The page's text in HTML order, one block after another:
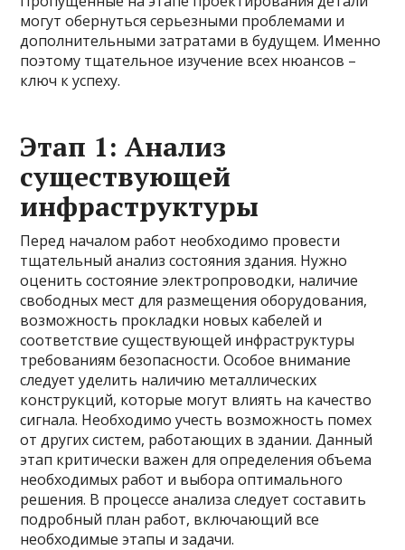
могут обернуться серьезными проблемами и
дополнительными затратами в будущем. Именно
поэтому тщательное изучение всех нюансов –
ключ к успеху.
Этап 1: Анализ
существующей
инфраструктуры
Перед началом работ необходимо провести
тщательный анализ состояния здания. Нужно
оценить состояние электропроводки, наличие
свободных мест для размещения оборудования,
возможность прокладки новых кабелей и
соответствие существующей инфраструктуры
требованиям безопасности. Особое внимание
следует уделить наличию металлических
конструкций, которые могут влиять на качество
сигнала. Необходимо учесть возможность помех
от других систем, работающих в здании. Данный
этап критически важен для определения объема
необходимых работ и выбора оптимального
решения. В процессе анализа следует составить
подробный план работ, включающий все
необходимые этапы и задачи.